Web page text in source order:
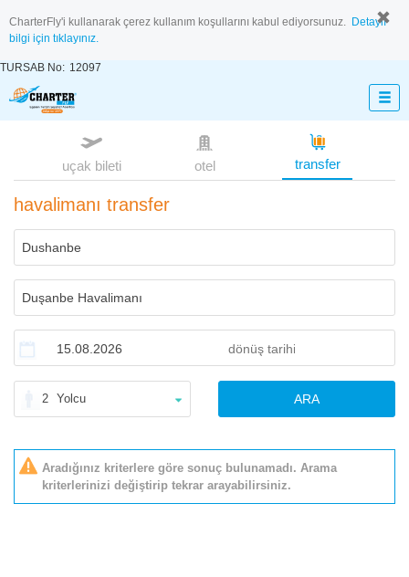
CharterFly'i kullanarak çerez kullanım koşullarını kabul ediyorsunuz. Detaylı
bilgi için tıklayınız.
TURSAB No: 12097
uçak bileti otel transfer
havalimanı transfer
2 Yolcu ARA
Aradığınız kriterlere göre sonuç bulunamadı. Arama
kriterlerinizi değiştirip tekrar arayabilirsiniz.